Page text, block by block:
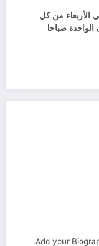
الأربعاء من كل
صباحا
Add your